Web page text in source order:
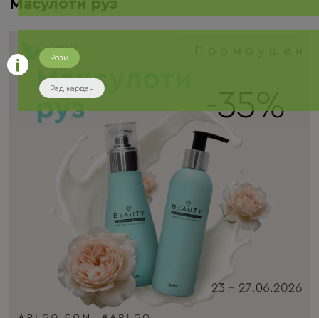
Маҳсулоти рӯз
Розӣ
Рад кардан